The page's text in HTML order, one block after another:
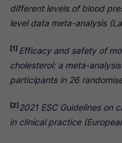
different levels of blood
level data meta-analysis
[1] Efficacy and safety of
cholesterol: a meta-
participants in 26
[2] 2021 ESC Guidelines on
in clinical practice